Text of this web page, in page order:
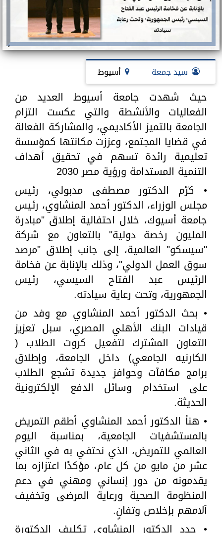
سيد جمعة أسيوط
حيث شهدت جامعة أسيوط العديد من
الفعاليات والأنشطة والتي عكست التزام
الجامعة بالتميز الأكاديمي، والمشاركة الفعالة
في قضايا المجتمع، وعززت مكانتها كمؤسسة
تعليمية رائدة تسهم في تحقيق أهداف
التنمية المستدامة ورؤية مصر 2030
• كرّم الدكتور مصطفى مدبولي، رئيس
مجلس الوزراء، الدكتور أحمد المنشاوي، رئيس
جامعة أسيوك، خلال احتفالية إطلاق "مبادرة
المليون رخصة دولية" بالتعاون مع شركة
"سيسكو" العالمية، إلى جانب إطلاق "مرصد
سوق العمل الدولي"، وذلك بالإنابة عن فخامة
الرئيس عبد الفتاح السيسي، رئيس
الجمهورية، وتحت رعاية سيادته.
• بحث الدكتور أحمد المنشاوي مع وفد من
قيادات البنك الأهلي المصري، سبل تعزيز
التعاون المشترك لتفعيل كروت الطلاب (
الكارنيه الجامعي) داخل الجامعة، وإطلاق
برامج مكافآت وحوافز جديدة تشجع الطلاب
على استخدام وسائل الدفع الإلكترونية
الحديثة.
• هنأ الدكتور أحمد المنشاوي أطقم التمريض
بالمستشفيات الجامعية، بمناسبة اليوم
العالمي للتمريض، الذي نحتفي به في الثاني
عشر من مايو من كل عام، مؤكدًا اعتزازه بما
يقدمونه من دور إنساني ومهني في دعم
المنظومة الصحية ورعاية المرضى وتخفيف
آلامهم بإخلاص وتفانٍ.
• جدد الدكتور المنشاوي تكليف الدكتورة